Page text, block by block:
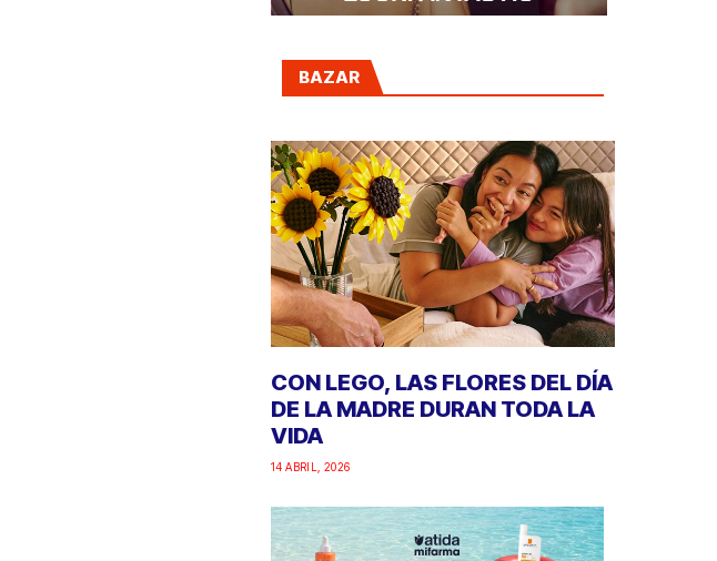
BAZAR
CON LEGO, LAS FLORES DEL DÍA
DE LA MADRE DURAN TODA LA
VIDA
14 ABRIL, 2026